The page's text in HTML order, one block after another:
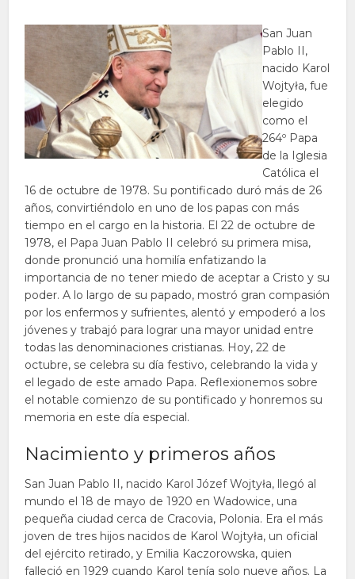
San Juan
Pablo II,
nacido Karol
Wojtyła, fue
elegido
como el
264º Papa
de la Iglesia
Católica el
16 de octubre de 1978. Su pontificado duró más de 26
años, convirtiéndolo en uno de los papas con más
tiempo en el cargo en la historia. El 22 de octubre de
1978, el Papa Juan Pablo II celebró su primera misa,
donde pronunció una homilía enfatizando la
importancia de no tener miedo de aceptar a Cristo y su
poder. A lo largo de su papado, mostró gran compasión
por los enfermos y sufrientes, alentó y empoderó a los
jóvenes y trabajó para lograr una mayor unidad entre
todas las denominaciones cristianas. Hoy, 22 de
octubre, se celebra su día festivo, celebrando la vida y
el legado de este amado Papa. Reflexionemos sobre
el notable comienzo de su pontificado y honremos su
memoria en este día especial.
Nacimiento y primeros años
San Juan Pablo II, nacido Karol Józef Wojtyła, llegó al
mundo el 18 de mayo de 1920 en Wadowice, una
pequeña ciudad cerca de Cracovia, Polonia. Era el más
joven de tres hijos nacidos de Karol Wojtyła, un oficial
del ejército retirado, y Emilia Kaczorowska, quien
falleció en 1929 cuando Karol tenía solo nueve años. La